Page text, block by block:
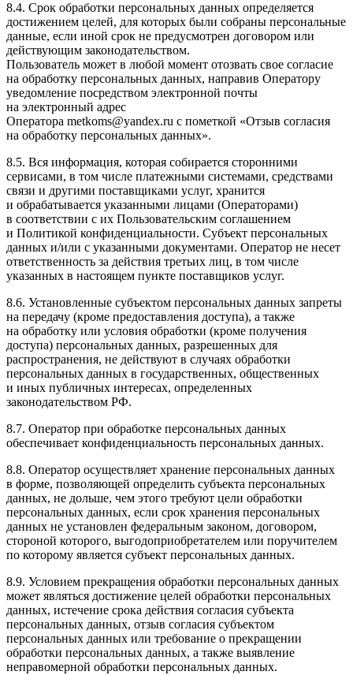
8.4. Срок обработки персональных данных определяется
достижением целей, для которых были собраны персональные
данные, если иной срок не предусмотрен договором или
действующим законодательством.
Пользователь может в любой момент отозвать свое согласие
на обработку персональных данных, направив Оператору
уведомление посредством электронной почты
на электронный адрес
Оператора metkoms@yandex.ru с пометкой «Отзыв согласия
на обработку персональных данных».
8.5. Вся информация, которая собирается сторонними
сервисами, в том числе платежными системами, средствами
связи и другими поставщиками услуг, хранится
и обрабатывается указанными лицами (Операторами)
в соответствии с их Пользовательским соглашением
и Политикой конфиденциальности. Субъект персональных
данных и/или с указанными документами. Оператор не несет
ответственность за действия третьих лиц, в том числе
указанных в настоящем пункте поставщиков услуг.
8.6. Установленные субъектом персональных данных запреты
на передачу (кроме предоставления доступа), а также
на обработку или условия обработки (кроме получения
доступа) персональных данных, разрешенных для
распространения, не действуют в случаях обработки
персональных данных в государственных, общественных
и иных публичных интересах, определенных
законодательством РФ.
8.7. Оператор при обработке персональных данных
обеспечивает конфиденциальность персональных данных.
8.8. Оператор осуществляет хранение персональных данных
в форме, позволяющей определить субъекта персональных
данных, не дольше, чем этого требуют цели обработки
персональных данных, если срок хранения персональных
данных не установлен федеральным законом, договором,
стороной которого, выгодоприобретателем или поручителем
по которому является субъект персональных данных.
8.9. Условием прекращения обработки персональных данных
может являться достижение целей обработки персональных
данных, истечение срока действия согласия субъекта
персональных данных, отзыв согласия субъектом
персональных данных или требование о прекращении
обработки персональных данных, а также выявление
неправомерной обработки персональных данных.